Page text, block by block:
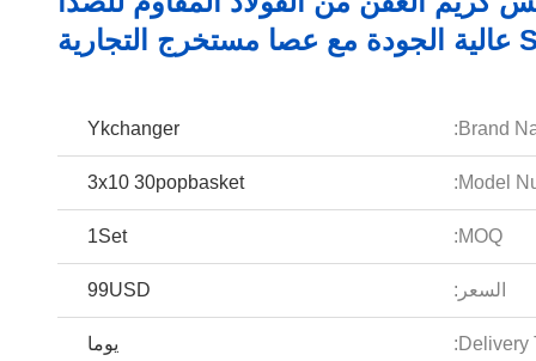
Brand
Ykchanger
Model
3x10 30popbasket
MOQ:
1Set
السعر: 99USD
Delivery يوما